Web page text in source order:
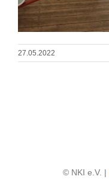
27.05.2022
© NKI e.V. |